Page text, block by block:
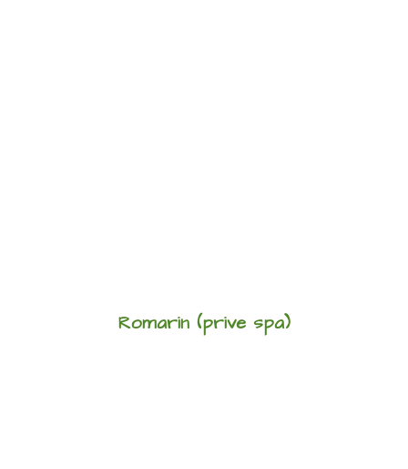
Romarin (prive spa)